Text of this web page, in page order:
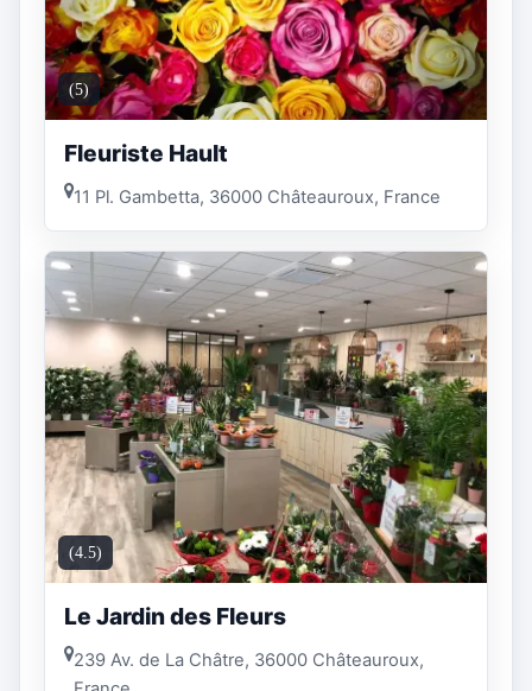
(5)
Fleuriste Hault
11 Pl. Gambetta, 36000 Châteauroux, France
(4.5)
Le Jardin des Fleurs
239 Av. de La Châtre, 36000 Châteauroux,